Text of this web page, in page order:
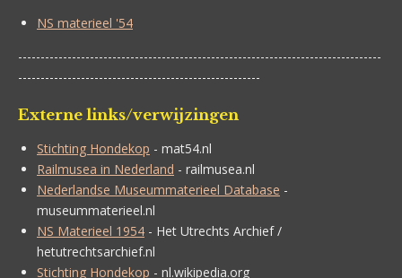
NS materieel '54
---------------------------------------------------------------------------------
------------------------------------------------------
Externe links/verwijzingen
Stichting Hondekop - mat54.nl
Railmusea in Nederland - railmusea.nl
Nederlandse Museummaterieel Database -
museummaterieel.nl
NS Materieel 1954 - Het Utrechts Archief /
hetutrechtsarchief.nl
Stichting Hondekop - nl.wikipedia.org